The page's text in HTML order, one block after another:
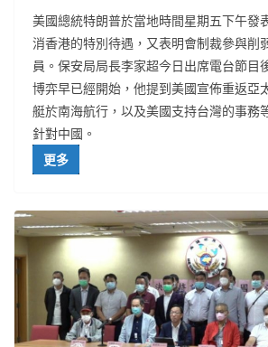
美國總統特朗普於當地時間星期五下午發
消香港的特別待遇，又表明會制裁參與削
員。保安局局長李家超今日出席電台節目
博弈早已經開始，他提到美國宣佈重返亞
艇於南海航行，以及美國支持台灣的事務
針對中國。
更多